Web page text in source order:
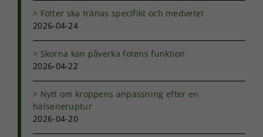
Fötter ska tränas specifikt och medvetet
2026-04-24
Skorna kan påverka fotens funktion
2026-04-22
Nytt om kroppens anpassning efter en
hälseneruptur
2026-04-20
personligt
anpassat innehåll